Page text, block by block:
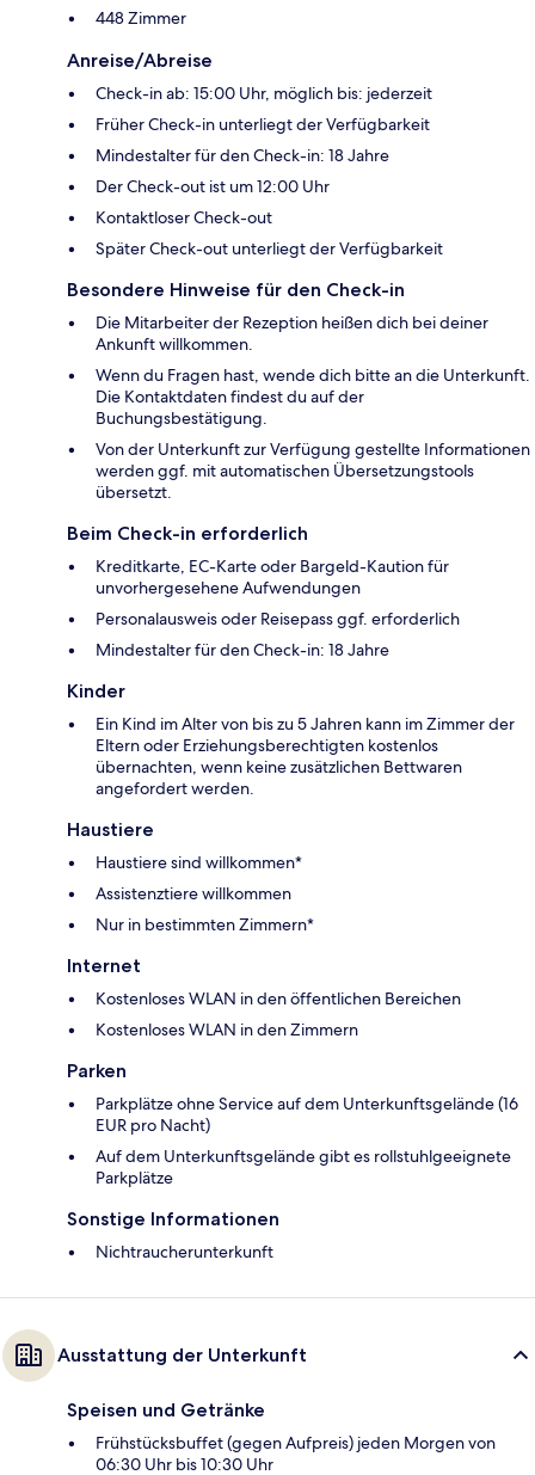
448 Zimmer
Anreise/Abreise
Check-in ab: 15:00 Uhr, möglich bis: jederzeit
Früher Check-in unterliegt der Verfügbarkeit
Mindestalter für den Check-in: 18 Jahre
Der Check-out ist um 12:00 Uhr
Kontaktloser Check-out
Später Check-out unterliegt der Verfügbarkeit
Besondere Hinweise für den Check-in
Die Mitarbeiter der Rezeption heißen dich bei deiner
Ankunft willkommen.
Wenn du Fragen hast, wende dich bitte an die Unterkunft.
Die Kontaktdaten findest du auf der
Buchungsbestätigung.
Von der Unterkunft zur Verfügung gestellte Informationen
werden ggf. mit automatischen Übersetzungstools
übersetzt.
Beim Check-in erforderlich
Kreditkarte, EC-Karte oder Bargeld-Kaution für
unvorhergesehene Aufwendungen
Personalausweis oder Reisepass ggf. erforderlich
Mindestalter für den Check-in: 18 Jahre
Kinder
Ein Kind im Alter von bis zu 5 Jahren kann im Zimmer der
Eltern oder Erziehungsberechtigten kostenlos
übernachten, wenn keine zusätzlichen Bettwaren
angefordert werden.
Haustiere
Haustiere sind willkommen*
Assistenztiere willkommen
Nur in bestimmten Zimmern*
Internet
Kostenloses WLAN in den öffentlichen Bereichen
Kostenloses WLAN in den Zimmern
Parken
Parkplätze ohne Service auf dem Unterkunftsgelände (16
EUR pro Nacht)
Auf dem Unterkunftsgelände gibt es rollstuhlgeeignete
Parkplätze
Sonstige Informationen
Nichtraucherunterkunft
Ausstattung der Unterkunft
Speisen und Getränke
Frühstücksbuffet (gegen Aufpreis) jeden Morgen von
06:30 Uhr bis 10:30 Uhr